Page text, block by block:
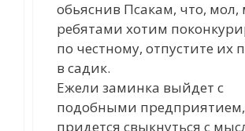
обьяснив Псакам, что, мол,
ребятами хотим
по честному, отпустите их
в садик.
Ежели заминка выйдет с
подобными предприятием,
придется свыкнуться с